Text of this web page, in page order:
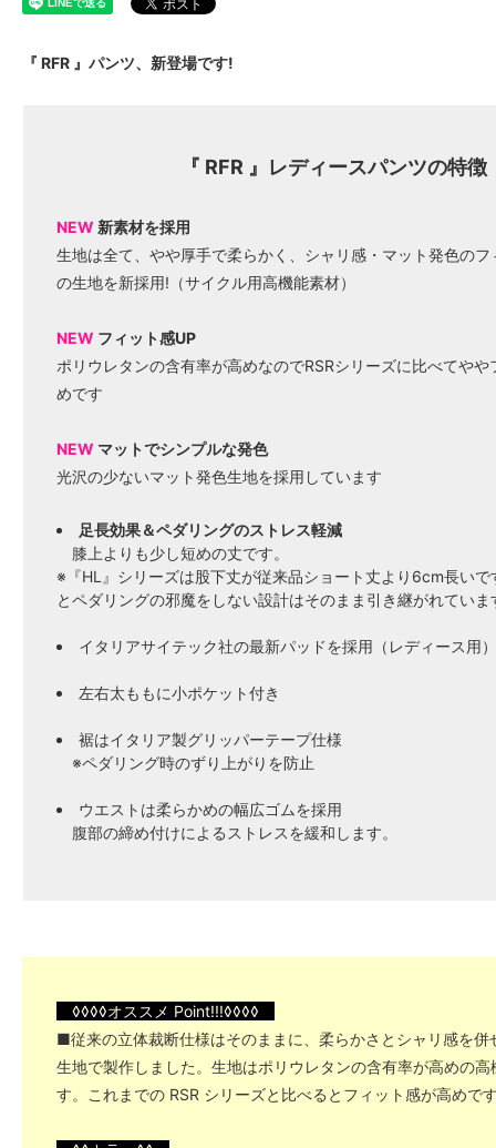
『 RFR 』パンツ、新登場です!
『 RFR 』レディースパンツの特徴
NEW 新素材を採用
生地は全て、やや厚手で柔らかく、シャリ感・マット発色のフ
の生地を新採用!（サイクル用高機能素材）
NEW フィット感UP
ポリウレタンの含有率が高めなのでRSRシリーズに比べてやや
めです
NEW マットでシンプルな発色
光沢の少ないマット発色生地を採用しています
足長効果＆ペダリングのストレス軽減
膝上よりも少し短めの丈です。
※『HL』シリーズは股下丈が従来品ショート丈より6cm長いで
とペダリングの邪魔をしない設計はそのまま引き継がれていま
イタリアサイテック社の最新パッドを採用（レディース用）
左右太ももに小ポケット付き
裾はイタリア製グリッパーテープ仕様
※ペダリング時のずり上がりを防止
ウエストは柔らかめの幅広ゴムを採用
腹部の締め付けによるストレスを緩和します。
◊◊◊◊オススメ Point!!!◊◊◊◊
■従来の立体裁断仕様はそのままに、柔らかさとシャリ感を併
生地で製作しました。生地はポリウレタンの含有率が高めの
す。これまでの RSR シリーズと比べるとフィット感が高めで